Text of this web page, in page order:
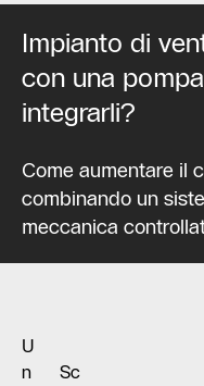
Impianto di
con una
integrarli?
Come aumentare il
combinando un
meccanica
U
n
Sc